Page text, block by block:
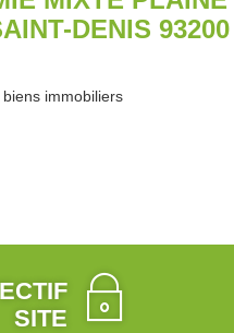
DENIS 93200
immobiliers
SITE